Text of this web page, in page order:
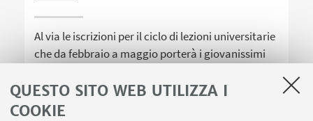
QUESTO SITO WEB UTILIZZA I
COOKIE
Al via le iscrizioni per il ciclo di lezioni universitarie
che da febbraio a maggio porterà i giovanissimi
Ravenna e Rimini